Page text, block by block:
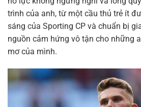
trình của anh, từ một cầu thủ trẻ ít
sáng của Sporting CP và chuẩn bị
nguồn cảm hứng vô tận cho những
mơ của mình.